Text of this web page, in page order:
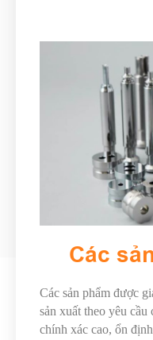
Các
Các sản phẩm được
sản xuất theo yêu cầu
chính xác cao, ổn